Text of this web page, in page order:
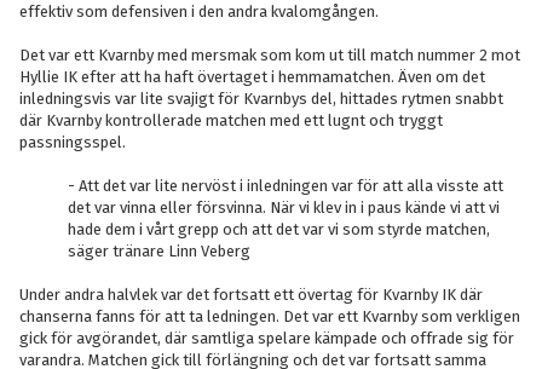
effektiv som defensiven i den andra kvalomgången.
Det var ett Kvarnby med mersmak som kom ut till match nummer 2 mot
Hyllie IK efter att ha haft övertaget i hemmamatchen. Även om det
inledningsvis var lite svajigt för Kvarnbys del, hittades rytmen snabbt
där Kvarnby kontrollerade matchen med ett lugnt och tryggt
passningsspel.
- Att det var lite nervöst i inledningen var för att alla visste att
det var vinna eller försvinna. När vi klev in i paus kände vi att vi
hade dem i vårt grepp och att det var vi som styrde matchen,
säger tränare Linn Veberg
Under andra halvlek var det fortsatt ett övertag för Kvarnby IK där
chanserna fanns för att ta ledningen. Det var ett Kvarnby som verkligen
gick för avgörandet, där samtliga spelare kämpade och offrade sig för
varandra. Matchen gick till förlängning och det var fortsatt samma